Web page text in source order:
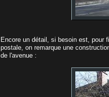
Encore un détail, si besoin est, pour
postale, on remarque une
de l'avenue :